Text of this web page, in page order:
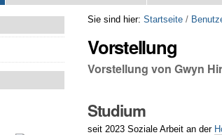
Sie sind hier: Startseite /
Vorstellung
Vorstellung von Gwyn
Studium
seit 2023 Soziale Arbeit an der